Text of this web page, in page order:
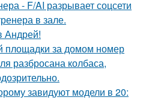
- F/AI разрывает соцсети
в зале.
Андрей!
площадки за домом номер
разбросана колбаса,
завидуют модели в 20: